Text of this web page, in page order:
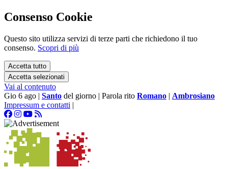
Consenso Cookie
Questo sito utilizza servizi di terze parti che richiedono il tuo
consenso. Scopri di più
Accetta tutto
Accetta selezionati
Vai al contenuto
Gio 6 ago | Santo del giorno | Parola rito Romano | Ambrosiano
Impressum e contatti |